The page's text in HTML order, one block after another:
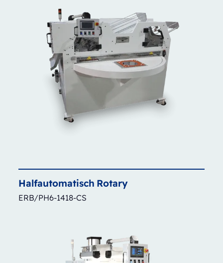
Halfautomatisch Rotary
ERB/PH6-1418-CS